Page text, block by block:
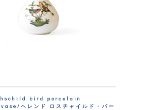
bird porcelain
ヘレンド ロスチャイルド・バー